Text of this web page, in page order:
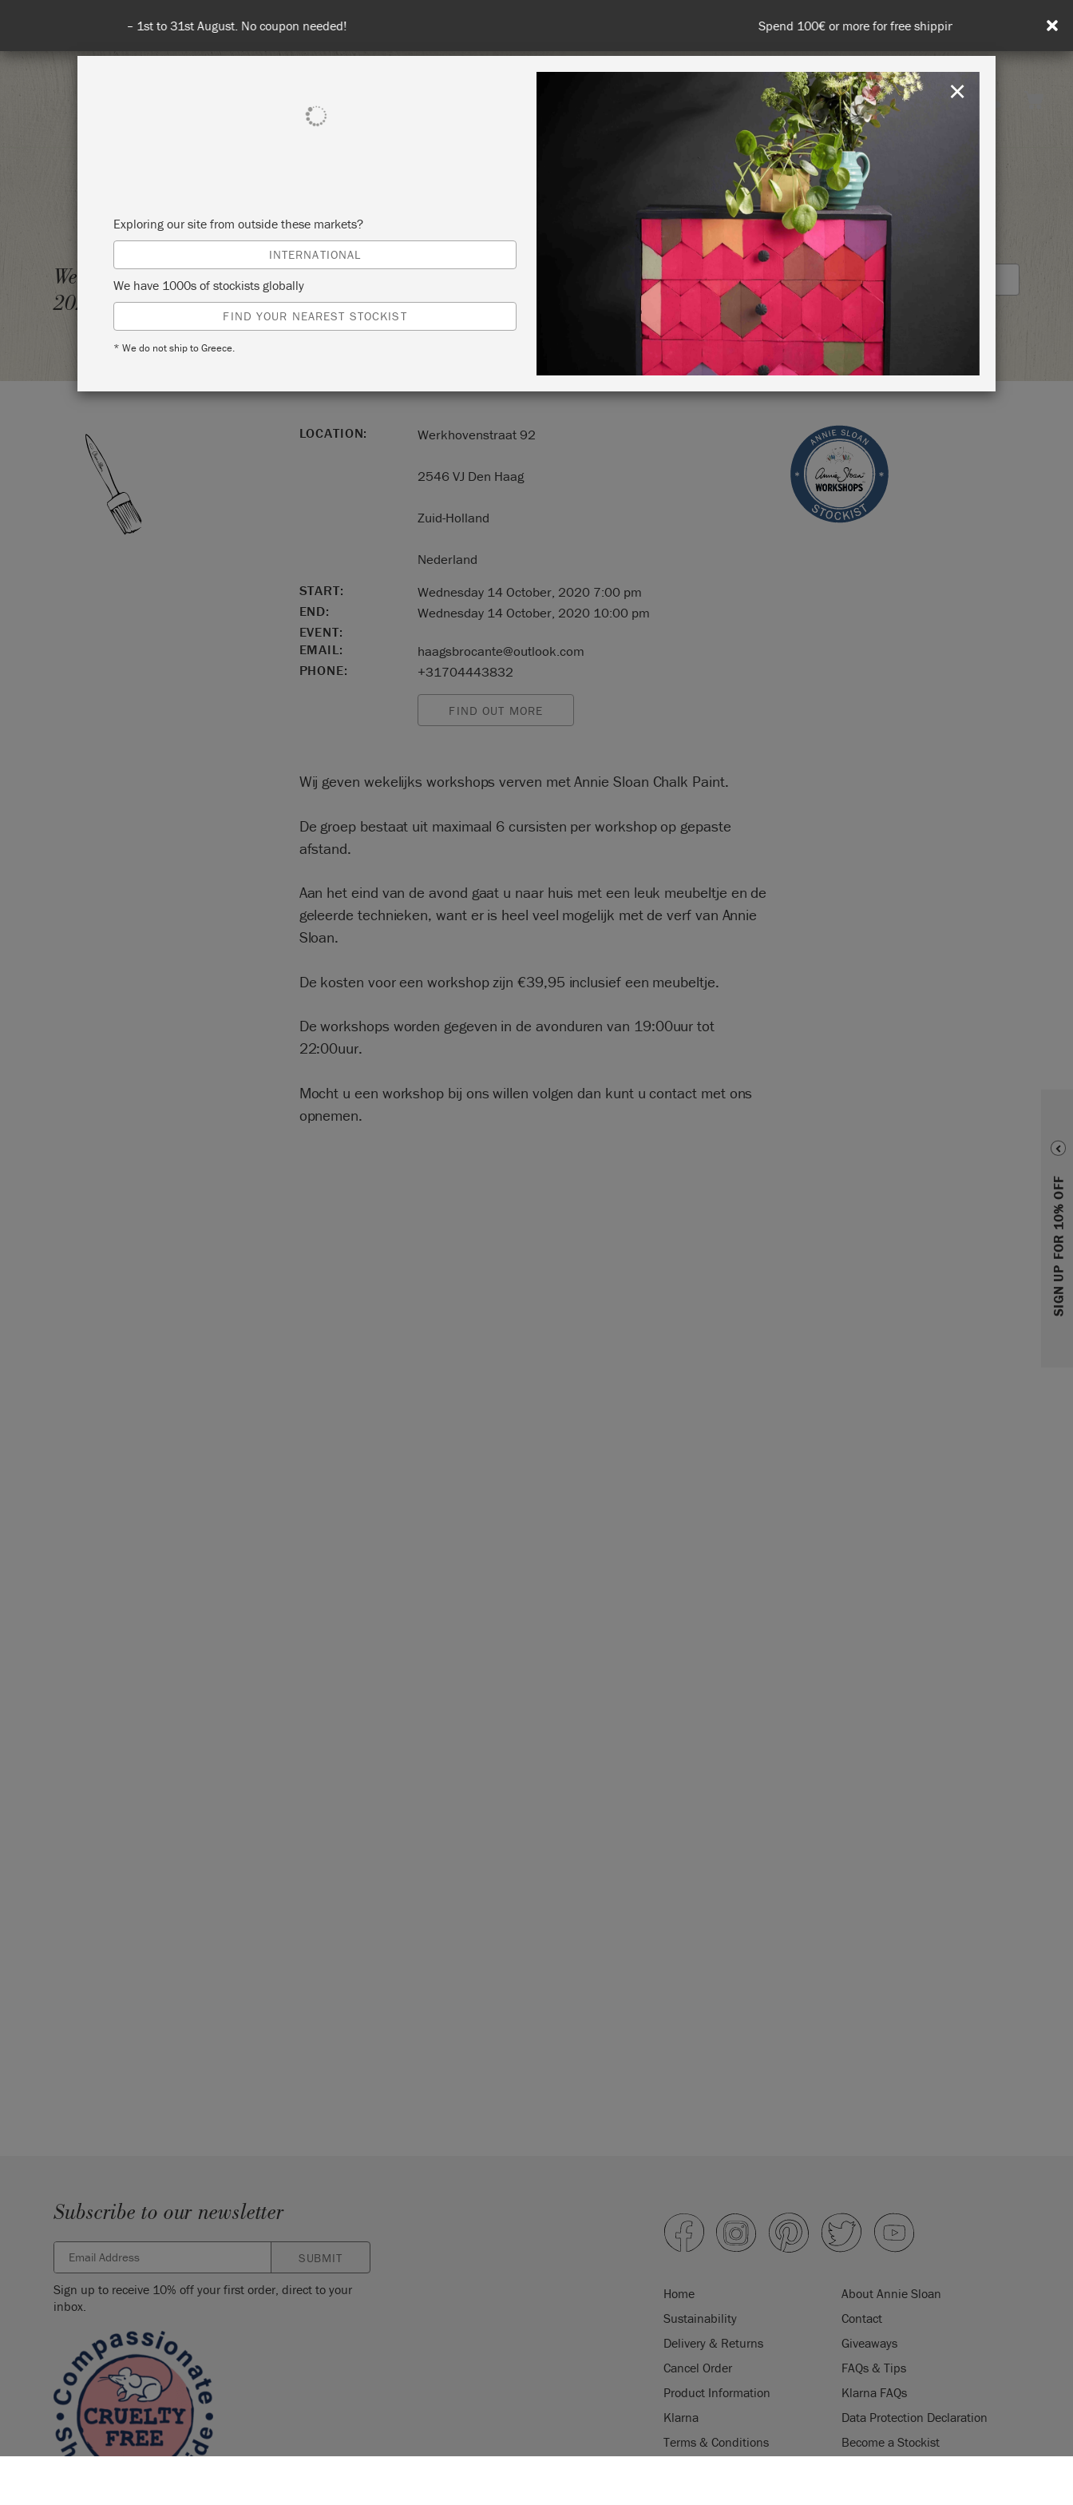
Spend 100€ or more for free shipping (or €75 or more if you're ordering within DE/AT/PL)
Rest of EU
RETREATS
SIGN UP FOR 10% OFF
Wednesday 14 October,
2020
WORKSHOP MEUBELTJE VERVEN MET ANNIE SLOAN
CHALK PAINT
WOONBOUTIQUE VERF & SFEER
STOCKIST PROFILE
LOCATION: Werkhovenstraat 92
2546 VJ Den Haag
Zuid-Holland
Nederland
START:
Wednesday 14 October, 2020 7:00 pm
END:
Wednesday 14 October, 2020 10:00 pm
EVENT:
EMAIL:
haagsbrocante@outlook.com
PHONE:
+31704443832
FIND OUT MORE
Wij geven wekelijks workshops verven met Annie Sloan Chalk Paint.
De groep bestaat uit maximaal 6 cursisten per workshop op gepaste
afstand.
Aan het eind van de avond gaat u naar huis met een leuk meubeltje en de
geleerde technieken, want er is heel veel mogelijk met de verf van Annie
Sloan.
De kosten voor een workshop zijn €39,95 inclusief een meubeltje.
De workshops worden gegeven in de avonduren van 19:00uur tot
22:00uur.
Mocht u een workshop bij ons willen volgen dan kunt u contact met ons
opnemen.
Subscribe to our newsletter
SUBMIT
Sign up to receive 10% off your first order, direct to your
inbox.
Home
About Annie Sloan
Sustainability
Contact
Delivery & Returns
Giveaways
Cancel Order
FAQs & Tips
Product Information
Klarna FAQs
Klarna
Data Protection Declaration
Terms & Conditions
Become a Stockist
Exploring our site from outside these markets?
INTERNATIONAL
We have 1000s of stockists globally
FIND YOUR NEAREST STOCKIST
* We do not ship to Greece.
×